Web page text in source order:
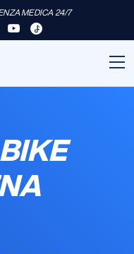
MEDICA 24/7